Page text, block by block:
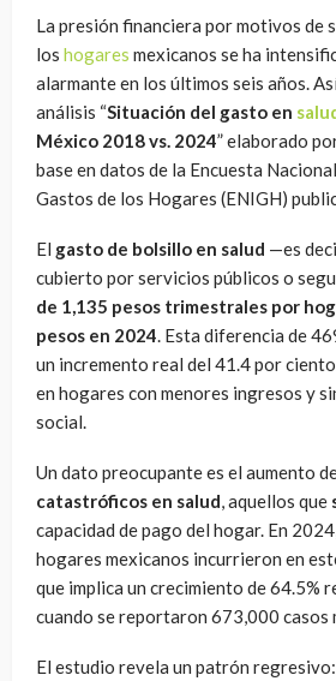
La presión financiera por motivos de
los hogares mexicanos se ha
alarmante en los últimos seis años.
análisis “Situación del gasto en
México 2018 vs. 2024” elaborado
base en datos de la Encuesta
Gastos de los Hogares (ENIGH)
El gasto de bolsillo en salud —es
cubierto por servicios públicos o
de 1,135 pesos trimestrales por
pesos en 2024. Esta diferencia de
un incremento real del 41.4 por
en hogares con menores ingresos y
social.
Un dato preocupante es el aumento
catastróficos en salud, aquellos que
capacidad de pago del hogar. En
hogares mexicanos incurrieron en
que implica un crecimiento de 64.5%
cuando se reportaron 673,000 casos
El estudio revela un patrón regresivo: